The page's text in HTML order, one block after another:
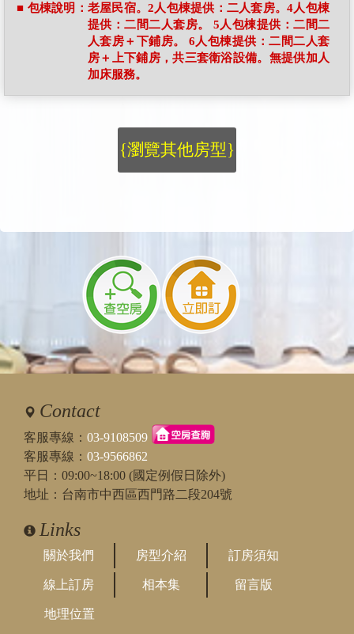
■ 包棟說明：老屋民宿。2人包棟提供：二人套房。4人包棟
提供：二間二人套房。 5人包棟提供：二間二
人套房＋下鋪房。 6人包棟提供：二間二人套
房＋上下鋪房，共三套衛浴設備。無提供加人
加床服務。
{瀏覽其他房型}
Contact
客服專線： 03-9108509
客服專線： 03-9566862
平日：09:00~18:00 (國定例假日除外)
地址：台南市中西區西門路二段204號
Links
關於我們 房型介紹 訂房須知
線上訂房 相本集 留言版
地理位置